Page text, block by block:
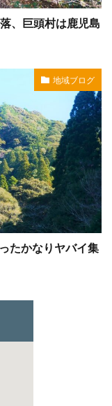
、巨頭村は鹿児島
地域ブログ
たかなりヤバイ集